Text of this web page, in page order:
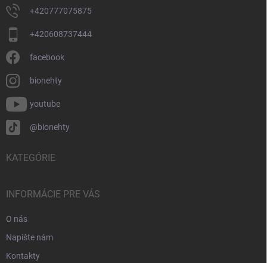
+420777075875
+420608737444
facebook
bionehty
youtube
@bionehty
KATEGÓRIE
INFORMÁCIE PRE VÁS
O nás
Napíšte nám
Kontakty